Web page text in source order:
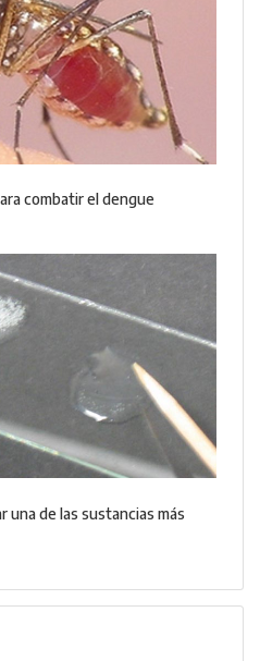
combatir el dengue
de las sustancias más